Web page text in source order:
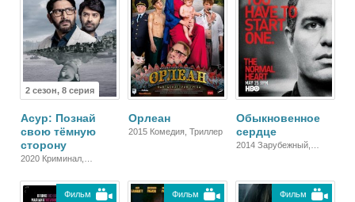
2 сезон, 8 серия
Асур: Познай
свою тёмную
сторону
2020 Криминал,
Драма
Орлеан
2015 Комедия, Триллер
Обыкновенное
сердце
2014 Зарубежный,
Фильм Фильм Фильм